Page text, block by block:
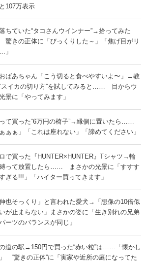
107万表示
ちていた“タコさんウインナー”→拾ってみた
きの正体に「びっくりした～」「焦げ目がリ
」
ばあちゃん「こう切ると食べやすいよ〜」→教
スイカの切り方”を試してみると…… 目からウ
景に「やってみます」
て買った“6万円の椅子”→縁側に置いたら……
ぁぁぁ」「これは座れない」「諦めてください」
で買った『HUNTER×HUNTER』Tシャツ→輪
って放置したら…… まさかの光景に「すすす
ぎる!!!」「ハイター買ってきます」
伸也そっくり」と言われた愛犬→「想像の10倍似
が止まらない」まさかの姿に「生き別れの兄弟
ーツのバランスが同じ」
道の駅→150円で買った“赤い粒”は……「懐かし
“驚きの正体”に「実家や近所の庭になってた